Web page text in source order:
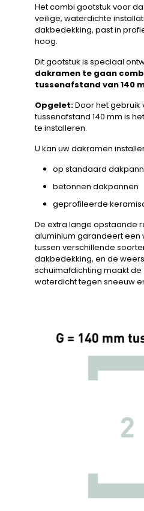
Het combi gootstuk voor
veilige, waterdichte
dakbedekking, past in
hoog.
Dit gootstuk is speciaal
dakramen te gaan
tussenafstand van 140
Opgelet:Door het gebruik
tussenafstand 140 mm is het
te installeren.
U kan uw dakramen
op standaard
betonnen dakpannen
geprofileerde
De extra lange opstaande
aluminium garandeert
tussen verschillende
dakbedekking, en de
schuimafdichting maakt de
waterdicht tegen sneeuw